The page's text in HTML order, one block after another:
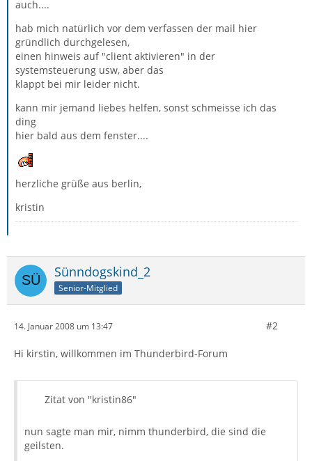
auch....
hab mich natürlich vor dem verfassen der mail hier
gründlich durchgelesen,
einen hinweis auf "client aktivieren" in der
systemsteuerung usw, aber das
klappt bei mir leider nicht.
kann mir jemand liebes helfen, sonst schmeisse ich das
ding
hier bald aus dem fenster....
herzliche grüße aus berlin,
kristin
Sünndogskind_2
Senior-Mitglied
14. Januar 2008 um 13:47 #2
Hi kirstin, willkommen im Thunderbird-Forum
Zitat von "kristin86"
nun sagte man mir, nimm thunderbird, die sind die
geilsten.